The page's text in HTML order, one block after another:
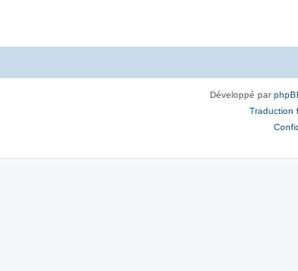
Développé par
Traduction